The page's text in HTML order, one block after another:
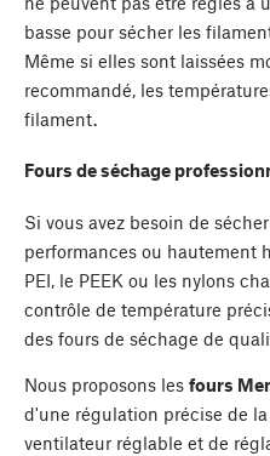
basse pour sécher les
Même si elles sont laissées
recommandé, les
filament.
Fours de séchage
Si vous avez besoin de
performances ou hautement
PEI, le PEEK ou les nylons
contrôle de température
des fours de séchage de
Nous proposons les fours
d'une régulation précise de
ventilateur réglable et de